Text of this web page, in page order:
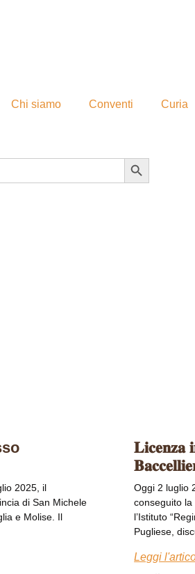
Chi siamo Conventi Curia
Search Button
2025, il
di San Michele
e Molise. Il
𝐋𝐢𝐜𝐞𝐧𝐳𝐚
Oggi 2 luglio
conseguito la
l’Istituto
Pugliese,
Leggi